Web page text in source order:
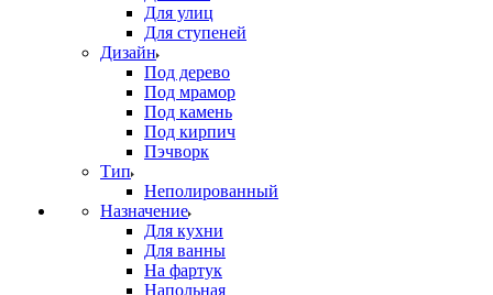
Для улиц
Для ступеней
Дизайн
Под дерево
Под мрамор
Под камень
Под кирпич
Пэчворк
Тип
Неполированный
Назначение
Для кухни
Для ванны
На фартук
Напольная